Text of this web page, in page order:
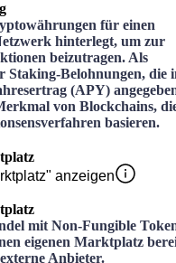
für einen
hinterlegt, um zur
beizutragen. Als
Staking-Belohnungen, die
(APY)
von Blockchains,
basieren.
anzeigen
mit Non-Fungible
eigenen Marktplatz
Anbieter.